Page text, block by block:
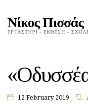
Νίκος Πισσάς
ΕΡΓΑΣΤΗΡΙ - ΕΚΘΕΣΗ -
12 February 2019